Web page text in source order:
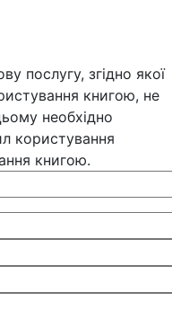
послугу, згідно якої
книгою, не
необхідно
користування
книгою.